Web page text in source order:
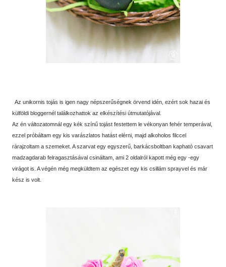
Az unikornis tojás is igen nagy népszerűségnek örvend idén, ezért sok hazai és
külföldi bloggernél találkozhattok az elkészítési útmutatójával.
Az én változatomnál egy kék színű tojást festettem le vékonyan fehér temperával,
ezzel próbáltam egy kis varászlatos hatást elérni, majd alkoholos filccel
rárajzoltam a szemeket. A szarvat egy egyszerű, barkácsboltban kapható csavart
madzagdarab felragasztásával csináltam, ami 2 oldalról kapott még egy -egy
virágot is. A végén még megküldtem az egészet egy kis csillám sprayvel és már
kész is volt.